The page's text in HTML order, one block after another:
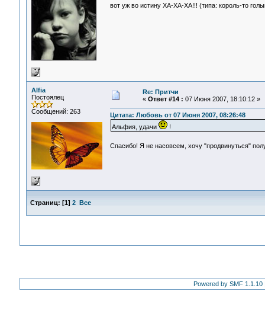
вот уж во истину ХА-ХА-ХА!!! (типа: король-то
Alfia
Постоялец
Сообщений: 263
Re: Притчи
« Ответ #14 : 07 Июня 2007, 18:10:12 »
Цитата: Любовь от 07 Июня 2007, 08:26:48
Альфия, удачи
!
Спасибо! Я не насовсем, хочу "продвинуться"
Страниц: [1] 2 Все
Powered by SMF 1.1.10